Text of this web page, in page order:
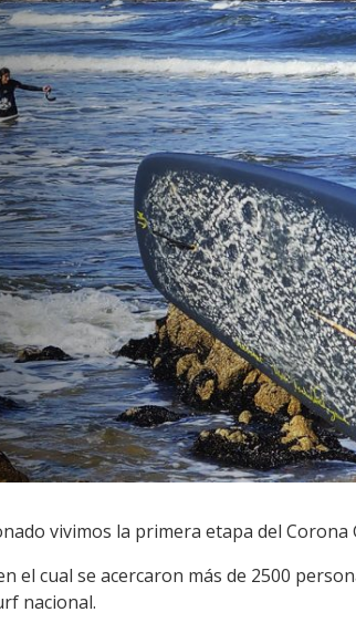
vivimos la primera etapa del Corona
el cual se acercaron más de 2500
nacional.